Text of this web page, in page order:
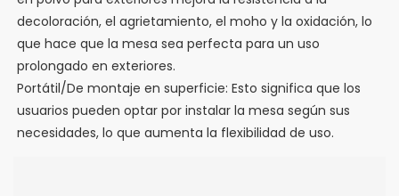
decoloración, el agrietamiento, el moho y la oxidación, lo
que hace que la mesa sea perfecta para un uso
prolongado en exteriores.
Portátil/De montaje en superficie: Esto significa que los
usuarios pueden optar por instalar la mesa según sus
necesidades, lo que aumenta la flexibilidad de uso.